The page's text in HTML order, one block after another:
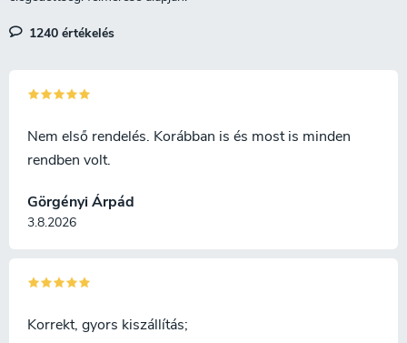
1240 értékelés
Görgényi Árpád
3.8.2026
Nem első rendelés. Korábban is és most is minden
rendben volt.
Korrekt, gyors kiszállítás;